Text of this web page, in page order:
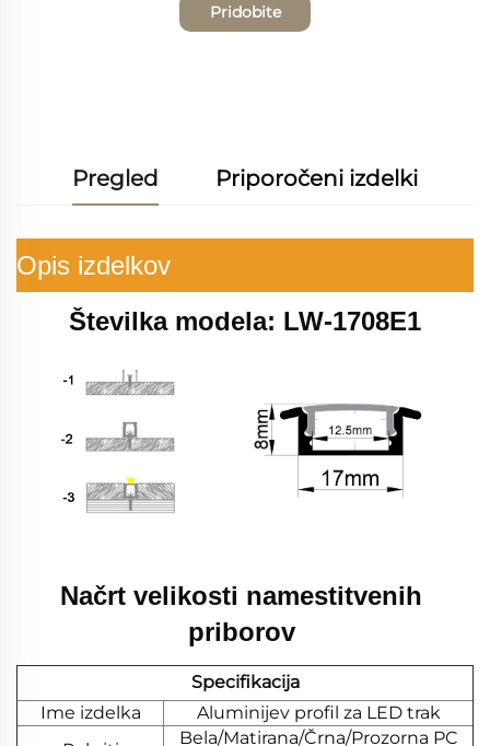
Pridobite
Pregled Priporočeni izdelki
Opis izdelkov
Številka modela: LW-1708E1
Načrt velikosti namestitvenih
priborov
Specifikacija
Ime izdelka
Aluminijev profil za LED trak
Bela/Matirana/Črna/Prozorna PC